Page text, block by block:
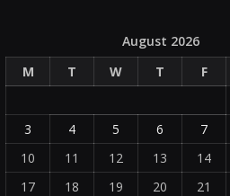
August 2026
M
T W T F
3
4 5 6 7
10
11 12 13 14
17
18 19 20 21